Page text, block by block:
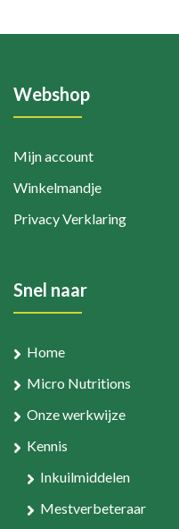
Webshop
Mijn account
Winkelmandje
Privacy Verklaring
Snel naar
Home
Micro Nutritions
Onze werkwijze
Kennis
Inkuilmiddelen
Mestverbeteraar